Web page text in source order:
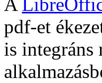
A
pdf-et
is integráns